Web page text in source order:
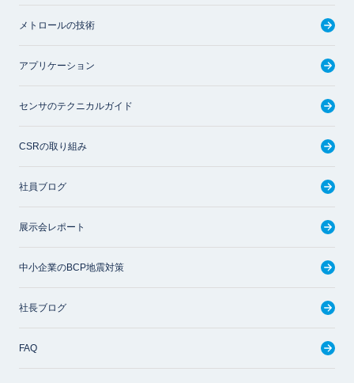
メトロールの技術
アプリケーション
センサのテクニカルガイド
CSRの取り組み
社員ブログ
展示会レポート
中小企業のBCP地震対策
社長ブログ
FAQ